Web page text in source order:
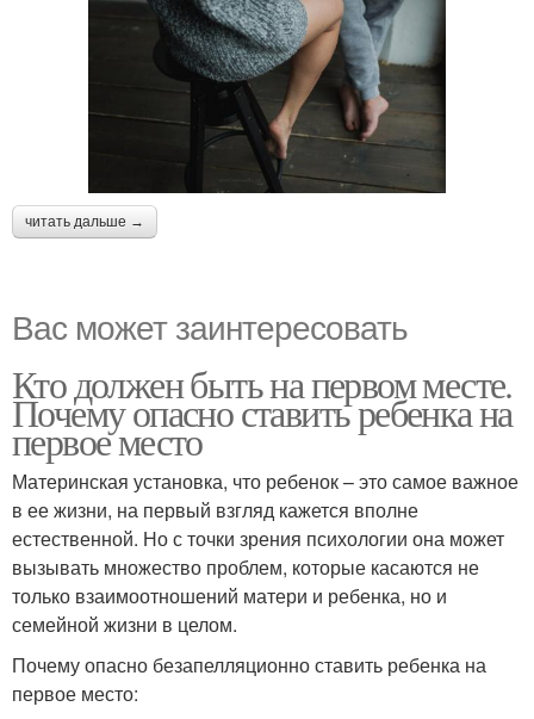
читать дальше →
Вас может заинтересовать
Кто должен быть на первом месте.
Почему опасно ставить ребенка на
первое место
Материнская установка, что ребенок – это самое важное
в ее жизни, на первый взгляд кажется вполне
естественной. Но с точки зрения психологии она может
вызывать множество проблем, которые касаются не
только взаимоотношений матери и ребенка, но и
семейной жизни в целом.
Почему опасно безапелляционно ставить ребенка на
первое место: